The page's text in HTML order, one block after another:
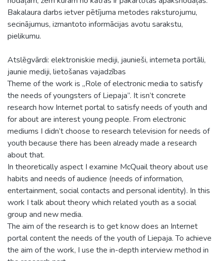
Bakalaura darbs ietver pētījuma metodes raksturojumu,
secinājumus, izmantoto informācijas avotu sarakstu,
pielikumu.
Atslēgvārdi: elektroniskie mediji, jaunieši, interneta portāli,
jaunie mediji, lietošanas vajadzības
Theme of the work is „Role of electronic media to satisfy
the needs of youngsters of Liepaja”. It isn’t concrete
research how Internet portal to satisfy needs of youth and
for about are interest young people. From electronic
mediums I didn’t choose to research television for needs of
youth because there has been already made a research
about that.
In theoretically aspect I examine McQuail theory about use
habits and needs of audience (needs of information,
entertainment, social contacts and personal identity). In this
work I talk about theory which related youth as a social
group and new media.
The aim of the research is to get know does an Internet
portal content the needs of the youth of Liepaja. To achieve
the aim of the work, I use the in-depth interview method in